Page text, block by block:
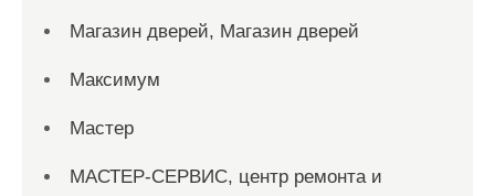
Магазин дверей, Магазин дверей
Максимум
Мастер
МАСТЕР-СЕРВИС, центр ремонта и